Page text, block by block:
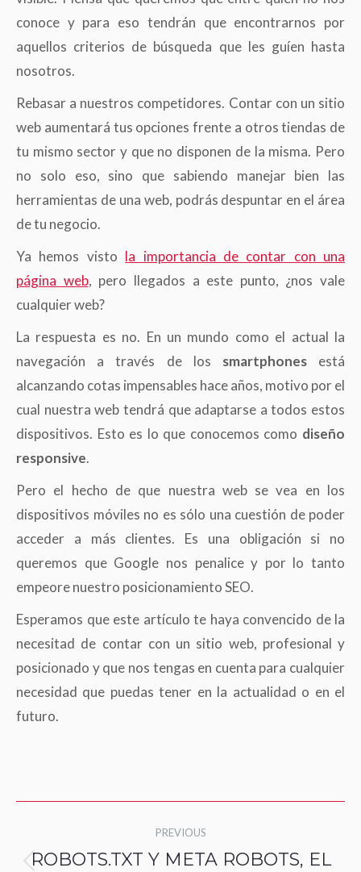
conoce y para eso tendrán que encontrarnos por
aquellos criterios de búsqueda que les guíen hasta
nosotros.
Rebasar a nuestros competidores. Contar con un sitio
web aumentará tus opciones frente a otros tiendas de
tu mismo sector y que no disponen de la misma. Pero
no solo eso, sino que sabiendo manejar bien las
herramientas de una web, podrás despuntar en el área
de tu negocio.
Ya hemos visto la importancia de contar con una
página web, pero llegados a este punto, ¿nos vale
cualquier web?
La respuesta es no. En un mundo como el actual la
navegación a través de los smartphonesestá
alcanzando cotas impensables hace años, motivo por el
cual nuestra web tendrá que adaptarse a todos estos
dispositivos. Esto es lo que conocemos como diseño
responsive.
Pero el hecho de que nuestra web se vea en los
dispositivos móviles no es sólo una cuestión de poder
acceder a más clientes. Es una obligación si no
queremos que Google nos penalice y por lo tanto
empeore nuestro posicionamiento SEO.
Esperamos que este artículo te haya convencido de la
necesitad de contar con un sitio web, profesional y
posicionado y que nos tengas en cuenta para cualquier
necesidad que puedas tener en la actualidad o en el
futuro.
navigation
PREVIOUS
ROBOTS.TXT Y META ROBOTS, EL